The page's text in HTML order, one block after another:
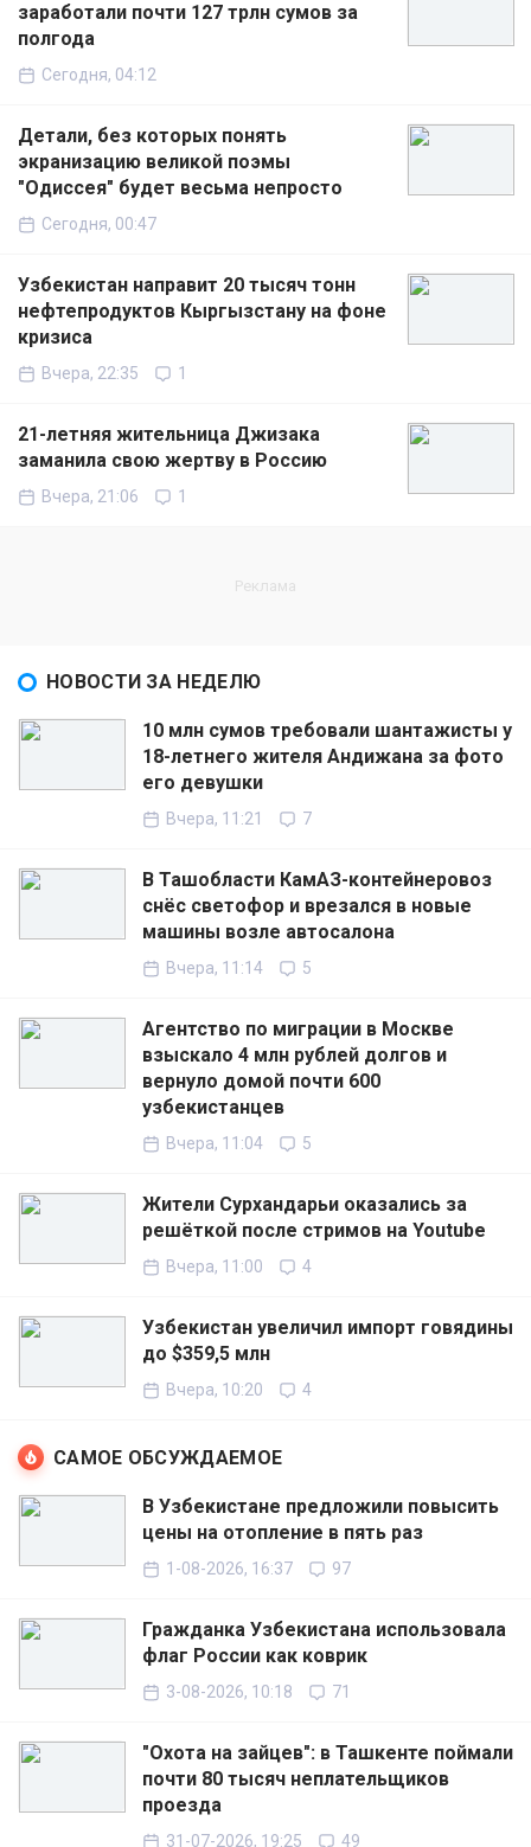
заработали почти 127 трлн сумов за
полгода
Сегодня, 04:12
Детали, без которых понять
экранизацию великой поэмы
"Одиссея" будет весьма непросто
Сегодня, 00:47
Узбекистан направит 20 тысяч тонн
нефтепродуктов Кыргызстану на фоне
кризиса
Вчера, 22:35 1
21-летняя жительница Джизака
заманила свою жертву в Россию
Вчера, 21:06 1
НОВОСТИ ЗА НЕДЕЛЮ
10 млн сумов требовали шантажисты у
18-летнего жителя Андижана за фото
его девушки
Вчера, 11:21 7
В Ташобласти КамАЗ-контейнеровоз
снёс светофор и врезался в новые
машины возле автосалона
Вчера, 11:14 5
Агентство по миграции в Москве
взыскало 4 млн рублей долгов и
вернуло домой почти 600
узбекистанцев
Вчера, 11:04 5
Жители Сурхандарьи оказались за
решёткой после стримов на Youtube
Вчера, 11:00 4
Узбекистан увеличил импорт говядины
до $359,5 млн
Вчера, 10:20 4
САМОЕ ОБСУЖДАЕМОЕ
В Узбекистане предложили повысить
цены на отопление в пять раз
1-08-2026, 16:37 97
Гражданка Узбекистана использовала
флаг России как коврик
3-08-2026, 10:18 71
"Охота на зайцев": в Ташкенте поймали
почти 80 тысяч неплательщиков
проезда
31-07-2026, 19:25 49